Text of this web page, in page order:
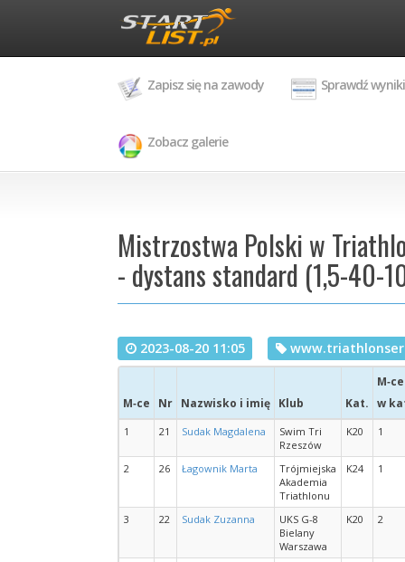
Zapisz się na zawody Sprawdź wyniki
Zobacz galerie
Mistrzostwa Polski w
- dystans standard (1,5-40-
2023-08-20 11:05
M‑ce Nr Nazwisko i imię Klub Kat.
M‑ce
w
1 21 Sudak Magdalena
Swim Tri
Rzeszów
K20 1
2 26 Łagownik Marta
Trójmiejska
Akademia
Triathlonu
K24 1
3 22 Sudak Zuzanna
UKS G-8
Bielany
Warszawa
K20 2